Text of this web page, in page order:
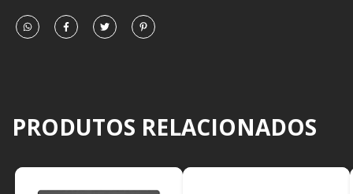
PRODUTOS RELACIONADOS